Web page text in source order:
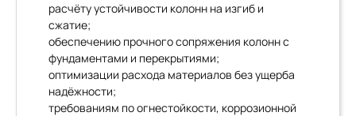
расчёту устойчивости колонн на изгиб и
сжатие;
обеспечению прочного сопряжения колонн с
фундаментами и перекрытиями;
оптимизации расхода материалов без ущерба
надёжности;
требованиям по огнестойкости, коррозионной